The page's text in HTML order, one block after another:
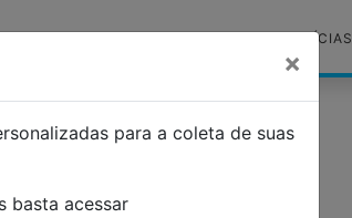
NOTÍCIAS
×
para a coleta de suas
basta acessar